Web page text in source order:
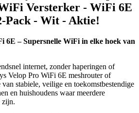
Versterker - WiFi 6E
Pack - Wit - Aktie!
6E – Supersnelle WiFi in elke hoek van
internet, zonder haperingen of
Velop Pro WiFi 6E meshrouter of
stabiele, veilige en toekomstbestendige
en huishoudens waar meerdere
zijn.